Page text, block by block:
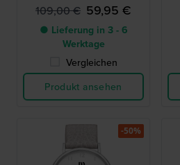
109,00 € 59,95 €
● Lieferung in 3 - 6
Werktage
Vergleichen
Produkt ansehen
-50%